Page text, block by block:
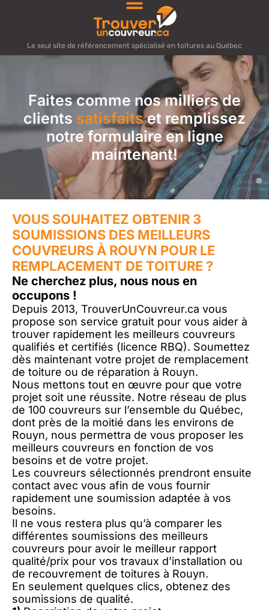
Le seul site de référencement spécialisé en toitures au Québec
Faites comme nos milliers de
clients satisfaitset remplissez
notre formulaire en ligne
maintenant!
VOUS SOUHAITEZ OBTENIR 3
SOUMISSIONS DES MEILLEURS
COUVREURS À ROUYN POUR LE
REMPLACEMENT DE TOITURE ?
Ne cherchez plus, nous nous en
occupons !
Depuis 2013, TrouverUnCouvreur.ca vous
propose son service gratuit pour vous aider à
trouver rapidement les meilleurs couvreurs
qualifiés et certifiés (licence RBQ). Soumettez
dès maintenant votre projet de remplacement
de toiture ou de réparation à Rouyn.
Nous mettons tout en œuvre pour que votre
projet soit une réussite. Notre réseau de plus
de 100 couvreurs sur l’ensemble du Québec,
dont près de la moitié dans les environs de
Rouyn, nous permettra de vous proposer les
meilleurs couvreurs en fonction de vos
besoins et de votre projet.
Les couvreurs sélectionnés prendront ensuite
contact avec vous afin de vous fournir
rapidement une soumission adaptée à vos
besoins.
Il ne vous restera plus qu’à comparer les
différentes soumissions des meilleurs
couvreurs pour avoir le meilleur rapport
qualité/prix pour vos travaux d’installation ou
de recouvrement de toitures à Rouyn.
En seulement quelques clics, obtenez des
soumissions de qualité.